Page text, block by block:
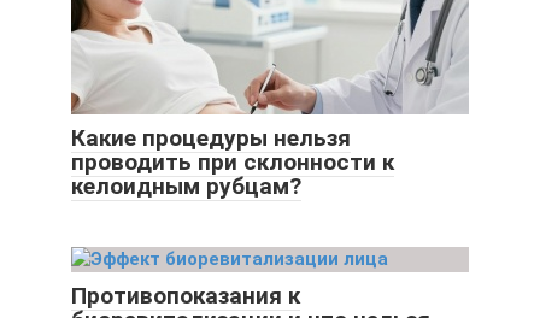
Какие процедуры нельзя
проводить при склонности к
келоидным рубцам?
Противопоказания к